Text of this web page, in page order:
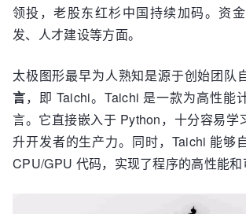
领投，老股东红杉中国持续加码。资
发、人才建设等方面。
太极图形最早为人熟知是源于创始团队
言，即 Taichi。Taichi 是一款为高性能
言。它直接嵌入于 Python，十分容易学
升开发者的生产力。同时，Taichi 能够
CPU/GPU 代码，实现了程序的高性能和